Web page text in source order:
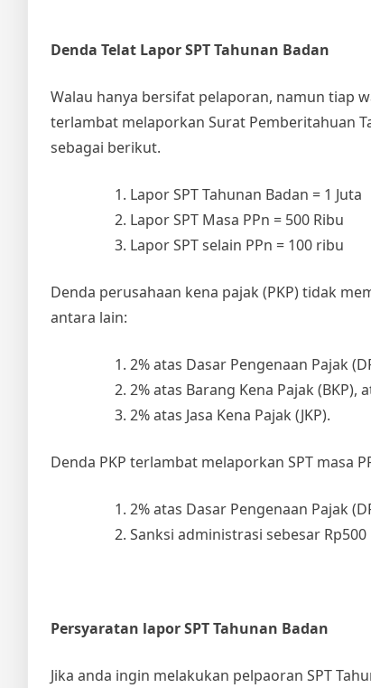
Denda Telat Lapor SPT Tahunan Badan
Walau hanya bersifat pelaporan, namun tiap
terlambat melaporkan Surat Pemberitahuan
sebagai berikut.
Lapor SPT Tahunan Badan = 1 Juta
Lapor SPT Masa PPn = 500 Ribu
Lapor SPT selain PPn = 100 ribu
Denda perusahaan kena pajak (PKP) tidak
antara lain:
2% atas Dasar Pengenaan Pajak
2% atas Barang Kena Pajak (BKP),
2% atas Jasa Kena Pajak (JKP).
Denda PKP terlambat melaporkan SPT masa
2% atas Dasar Pengenaan Pajak
Sanksi administrasi sebesar
Persyaratan lapor SPT Tahunan Badan
Jika anda ingin melakukan pelpaoran SPT